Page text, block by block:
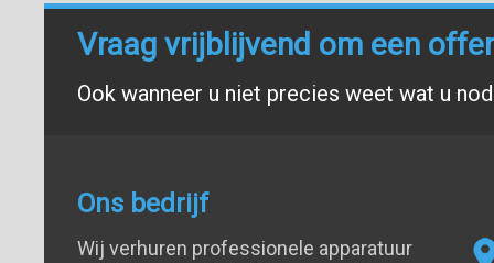
Vraag vrijblijvend om een
Ook wanneer u niet precies weet wat u
Ons bedrijf
Wij verhuren professionele apparatuur